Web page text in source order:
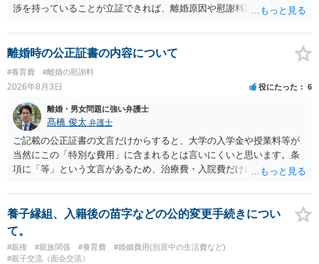
渉を持っていることが立証できれば、離婚原因や慰謝料請求を検討す
性的関係を継続しているのであれば、その期間や回数が分かる資料は
できるだけ保存しておくことをお勧めいたします。 他方、「夫に不貞
がある＝財産分与でも多くもらえる」「当然に親権を取得できる」と
いう関係にはありません。まず、財産分与は、基本的には夫婦が婚姻
中に形成した財産を清算する制度ですので、不貞行為の有無とは別
に、預貯金、不動産、保険、退職金等の資料を確保しておくことが重
要です。また、子の親権については、夫婦間の責任問題とは別に、
「どのような形がお子様の利益になるか」という観点です。そのた
め、未就学のお子様について貴方が主として養育しているのであれ
ば、保育園等への送迎、食事・入浴・寝かしつけ等の日常的な育児、
通院や予防接種への対応、保育園との連絡、夫婦それぞれの勤務状
況、別居後にどのような養育環境を用意できるかといった、これまで
の監護実績や今後の生活状況について整理しておくとよいでしょう。
養育費については、離婚後も父母双方がそれぞれの収入に応じて負担
するのが原則となります。
離婚時の公正証書の内容について
#養育費 #離婚の慰謝料
2026年8月3日 役にたった 6
離婚・男女問題に強い弁護士
髙橋 俊太 弁護士
ご記載の公正証書の文言だけからすると、大学の入学金や授業料等が
当然にこの「特別な費用」に含まれるとは言いにくいと思います。条
項に「等」という文言があるため、治療費・入院費だけに限定される
れていますので、通常は、病気や事故によって臨時に必要となった医
療費その他これに類する特別支出を念頭に置いた条項と読むのが自然
です。したがって、大学の入学金、授業料、受験費用などの教育費に
ついてまで、「この条項があるから当然に半額を請求できる」とまで
は言いにくいと思われます。なお、通常、大学進学費用をどこまで負
養子縁組、入籍後の苗字などの公的変更手続きについ
て。
#親権 #親族関係 #養育費
#婚姻費用(別居中の生活費など)
#親子交流（面会交流）